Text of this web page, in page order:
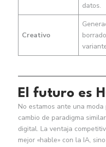
datos.
Creativo
El futuro es
No estamos ante una
cambio de paradigma
digital. La ventaja
mejor «hable» con la IA,